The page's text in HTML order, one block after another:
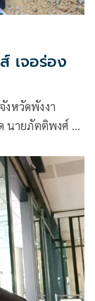
เจอร่อง
งหวัดพังงา
นายภัตติพงศ์ สุ